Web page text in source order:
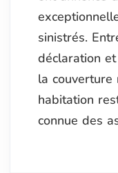
sinistrés.
déclaration
la couverture
habitation
connue des